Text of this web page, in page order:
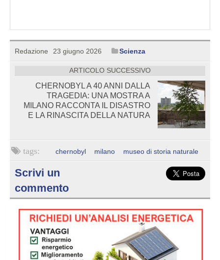
Redazione 23 giugno 2026 Scienza
ARTICOLO SUCCESSIVO
CHERNOBYL A 40 ANNI DALLA
TRAGEDIA: UNA MOSTRA A
MILANO RACCONTA IL DISASTRO
E LA RINASCITA DELLA NATURA
chernobyl milano museo di storia naturale
Scrivi un
commento